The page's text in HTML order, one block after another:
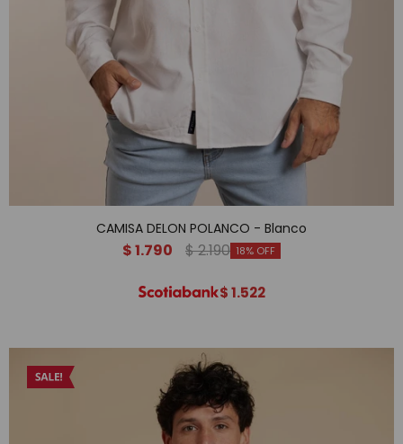
CAMISA DELON POLANCO - Blanco
$1.790 $2.190 18
$1.522